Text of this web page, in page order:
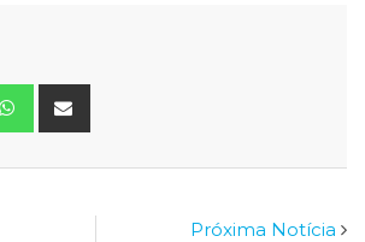
Whatsapp
Próxima Notícia